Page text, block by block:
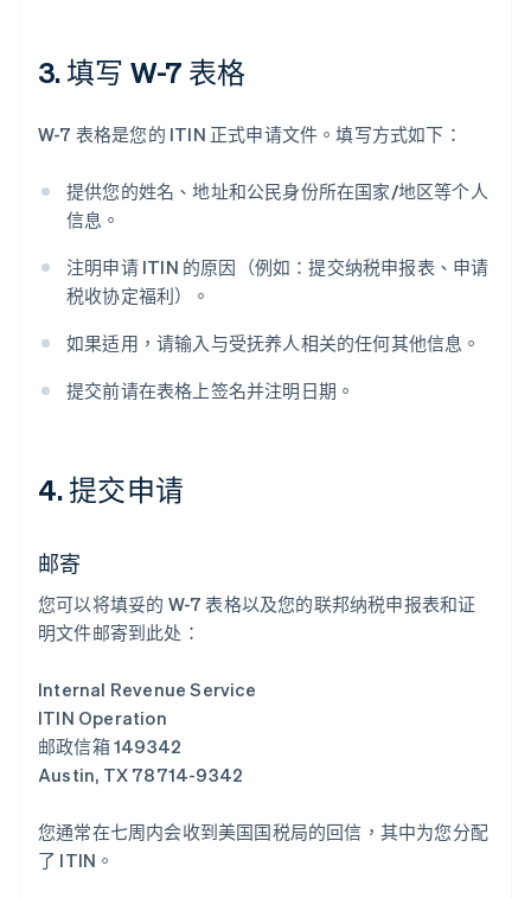
3. 填写 W-7 表格
W-7 表格是您的 ITIN 正式申请文件。填写方式如下：
提供您的姓名、地址和公民身份所在国家/地区等个人
信息。
注明申请 ITIN 的原因（例如：提交纳税申报表、申请
税收协定福利）。
如果适用，请输入与受抚养人相关的任何其他信息。
提交前请在表格上签名并注明日期。
4. 提交申请
邮寄
您可以将填妥的 W-7 表格以及您的联邦纳税申报表和证
明文件邮寄到此处：
Internal Revenue Service
ITIN Operation
邮政信箱 149342
Austin, TX 78714-9342
您通常在七周内会收到美国国税局的回信，其中为您分配
了 ITIN。